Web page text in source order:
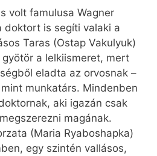
volt famulusa Wagner
doktort is segíti valaki a
Taras (Ostap Vakulyuk)
a lelkiismeret, mert
eladta az orvosnak –
munkatárs. Mindenben
aki igazán csak
magának.
(Maria Ryaboshapka)
egy szintén vallásos,